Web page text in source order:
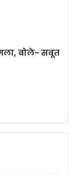
बोले- सबूत